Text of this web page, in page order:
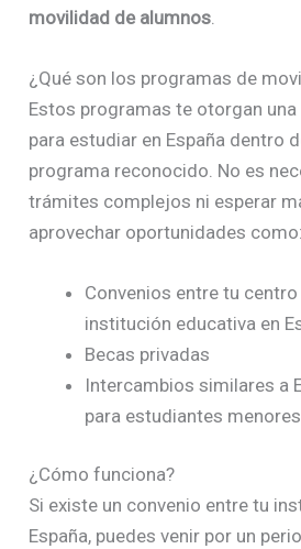
movilidad de alumnos
¿Qué son los programas de
Estos programas te otorgan
para estudiar en España dentro
programa reconocido. No es
trámites complejos ni esperar
aprovechar oportunidades como:
Convenios entre tu
institución educativa en
Becas privadas
Intercambios similares a
para estudiantes
¿Cómo funciona?
Si existe un convenio entre tu
España, puedes venir por un